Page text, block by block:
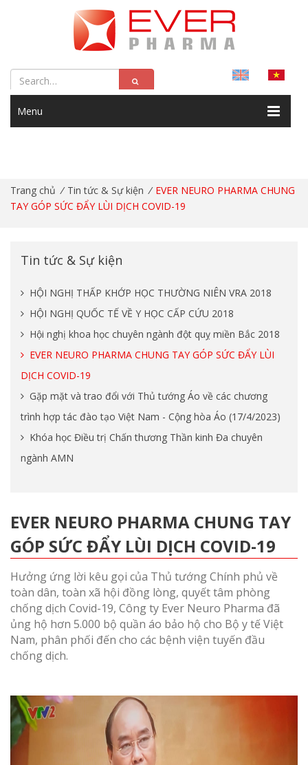
Menu
Trang chủ / Tin tức & Sự kiện /EVER NEURO PHARMA CHUNG
TAY GÓP SỨC ĐẨY LÙI DỊCH COVID-19
Tin tức & Sự kiện
HỘI NGHỊ THẤP KHỚP HỌC THƯỜNG NIÊN VRA 2018
​​​​​​​HỘI NGHỊ QUỐC TẾ VỀ Y HỌC CẤP CỨU 2018
Hội nghị khoa học chuyên ngành đột quỵ miền Bắc 2018
EVER NEURO PHARMA CHUNG TAY GÓP SỨC ĐẨY LÙI
DỊCH COVID-19
Gặp mặt và trao đổi với Thủ tướng Áo về các chương
trình hợp tác đào tạo Việt Nam - Cộng hòa Áo (17/4/2023)
Khóa học Điều trị Chấn thương Thần kinh Đa chuyên
ngành AMN
EVER NEURO PHARMA CHUNG TAY
GÓP SỨC ĐẨY LÙI DỊCH COVID-19
Hưởng ứng lời kêu gọi của Thủ tướng Chính phủ về
toàn dân, toàn xã hội đồng lòng, quyết tâm phòng
chống dịch Covid-19, Công ty Ever Neuro Pharma đã
ủng hộ hơn 5.000 bộ quần áo bảo hộ cho Bộ y tế Việt
Nam, phân phối đến cho các bệnh viện tuyến đầu
chống dịch.